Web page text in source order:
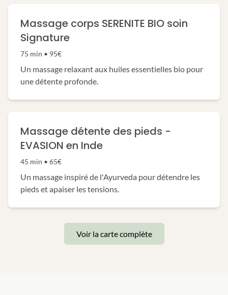
Massage corps SERENITE BIO soin
Signature
75 min • 95€
Un massage relaxant aux huiles essentielles bio pour
une détente profonde.
Massage détente des pieds -
EVASION en Inde
45 min • 65€
Un massage inspiré de l'Ayurveda pour détendre les
pieds et apaiser les tensions.
Voir la carte complète